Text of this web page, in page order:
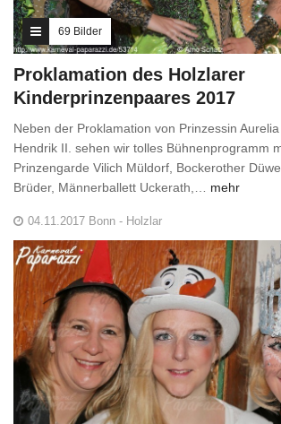
69 Bilder
Proklamation des Holzlarer
Kinderprinzenpaares 2017
Neben der Proklamation von Prinzessin
Hendrik II. sehen wir tolles Bühnenprogramm
Prinzengarde Vilich Müldorf, Bockerother
Brüder, Männerballett Uckerath,… mehr
04.11.2017 Bonn - Holzlar